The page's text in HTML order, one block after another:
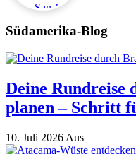
Südamerika-Blog
Deine Rundreise
planen – Schritt
10. Juli 2026 Aus